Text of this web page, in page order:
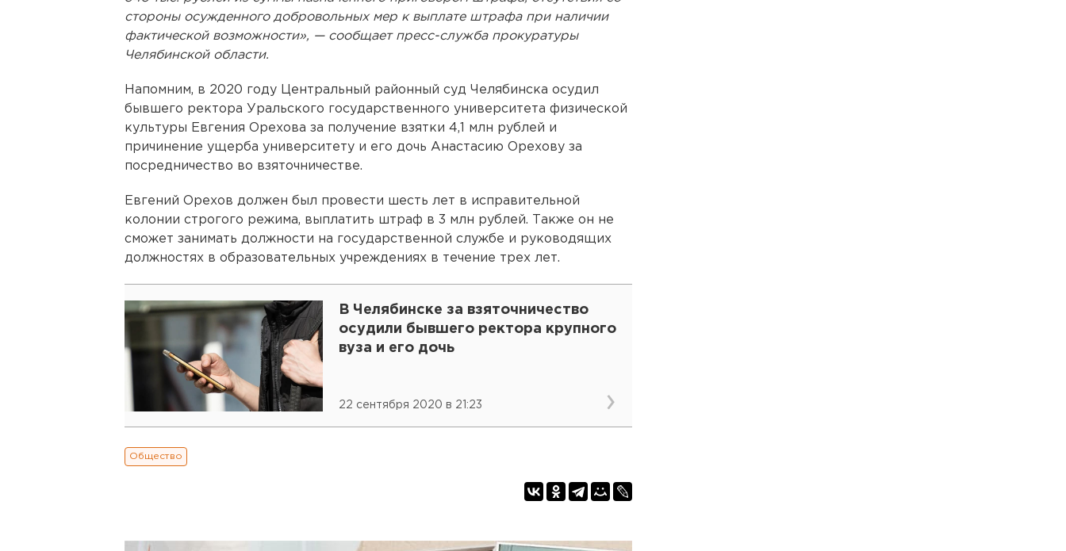
стороны осужденного добровольных мер к выплате штрафа при наличии
фактической возможности», — сообщает пресс-служба прокуратуры
Челябинской области.
Напомним, в 2020 году Центральный районный суд Челябинска осудил
бывшего ректора Уральского государственного университета физической
культуры Евгения Орехова за получение взятки 4,1 млн рублей и
причинение ущерба университету и его дочь Анастасию Орехову за
посредничество во взяточничестве.
Евгений Орехов должен был провести шесть лет в исправительной
колонии строгого режима, выплатить штраф в 3 млн рублей. Также он не
сможет занимать должности на государственной службе и руководящих
должностях в образовательных учреждениях в течение трех лет.
В Челябинске за взяточничество
осудили бывшего ректора крупного
вуза и его дочь
22 сентября 2020 в 21:23
Общество